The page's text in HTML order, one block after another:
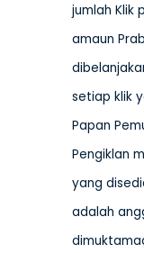
jumlah Klik
amaun
setiap klik
Papan
Pengiklan
yang
adalah